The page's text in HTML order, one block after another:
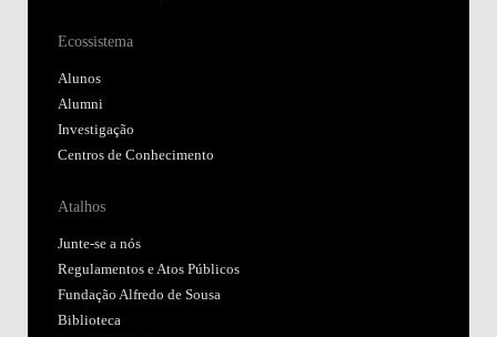
Ecossistema
Alunos
Alumni
Investigação
Centros de Conhecimento
Atalhos
Junte-se a nós
Regulamentos e Atos Públicos
Fundação Alfredo de Sousa
Biblioteca